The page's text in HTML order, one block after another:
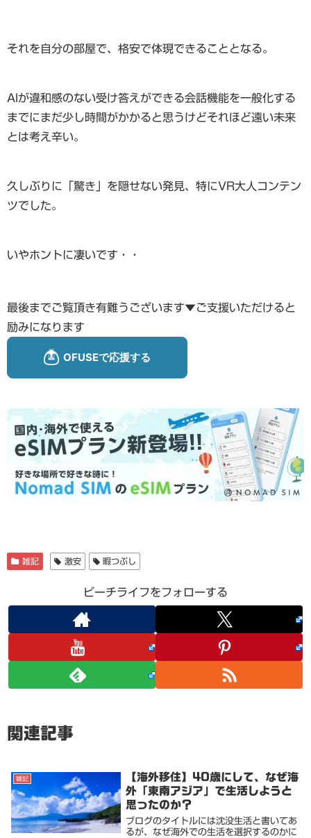
それを自分の部屋で、格安で体現できることとなる。
AIが違和感のない受け答えができる会話機能を一般化する
までにまだ少し時間がかかると思うけどそれほど遠い未来
とは考え辛い。
久しぶりに「驚き」を隠せない発見、特にVR大人コンテン
ツでした。
いやホントに凄いです・・
最後までご覧頂き有難うございます▼ご支援いただけると
励みになります
雑記 激安 暇つぶし
ビーチライフをフォローする
関連記事
雑記
【海外移住】40歳にして、なぜ海
外「東南アジア」で生活しようと
思ったのか？
ブログのタイトルには沈没生活と書いてあ
るが、なぜ海外での生活を選択するのかに